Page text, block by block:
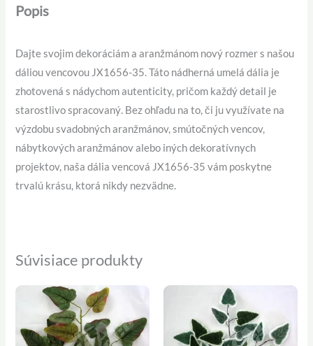
Popis
Dajte svojim dekoráciám a aranžmánom nový rozmer s našou
dáliou vencovou JX1656-35. Táto nádherná umelá dália je
zhotovená s nádychom autenticity, pričom každý detail je
starostlivo spracovaný. Bez ohľadu na to, či ju využívate na
výzdobu svadobných aranžmánov, smútočných vencov,
nábytkových aranžmánov alebo iných dekoratívnych
projektov, naša dália vencová JX1656-35 vám poskytne
trvalú krásu, ktorá nikdy nezvädne.
Súvisiace produkty